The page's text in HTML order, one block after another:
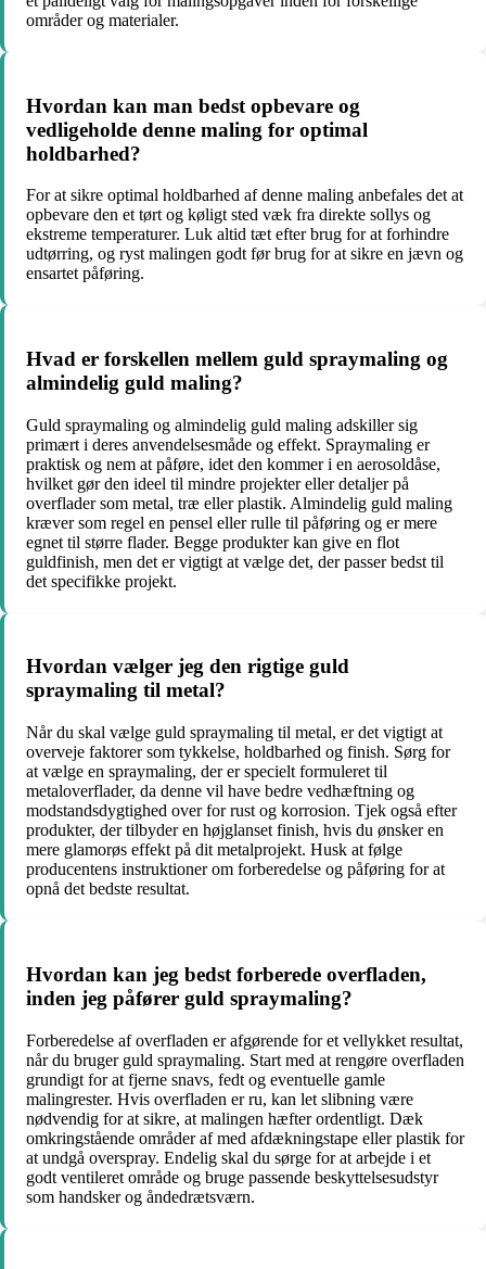
områder og materialer.
Hvordan kan man bedst opbevare og
vedligeholde denne maling for optimal
holdbarhed?
For at sikre optimal holdbarhed af denne maling anbefales det at
opbevare den et tørt og køligt sted væk fra direkte sollys og
ekstreme temperaturer. Luk altid tæt efter brug for at forhindre
udtørring, og ryst malingen godt før brug for at sikre en jævn og
ensartet påføring.
Hvad er forskellen mellem guld spraymaling og
almindelig guld maling?
Guld spraymaling og almindelig guld maling adskiller sig
primært i deres anvendelsesmåde og effekt. Spraymaling er
praktisk og nem at påføre, idet den kommer i en aerosoldåse,
hvilket gør den ideel til mindre projekter eller detaljer på
overflader som metal, træ eller plastik. Almindelig guld maling
kræver som regel en pensel eller rulle til påføring og er mere
egnet til større flader. Begge produkter kan give en flot
guldfinish, men det er vigtigt at vælge det, der passer bedst til
det specifikke projekt.
Hvordan vælger jeg den rigtige guld
spraymaling til metal?
Når du skal vælge guld spraymaling til metal, er det vigtigt at
overveje faktorer som tykkelse, holdbarhed og finish. Sørg for
at vælge en spraymaling, der er specielt formuleret til
metaloverflader, da denne vil have bedre vedhæftning og
modstandsdygtighed over for rust og korrosion. Tjek også efter
produkter, der tilbyder en højglanset finish, hvis du ønsker en
mere glamorøs effekt på dit metalprojekt. Husk at følge
producentens instruktioner om forberedelse og påføring for at
opnå det bedste resultat.
Hvordan kan jeg bedst forberede overfladen,
inden jeg påfører guld spraymaling?
Forberedelse af overfladen er afgørende for et vellykket resultat,
når du bruger guld spraymaling. Start med at rengøre overfladen
grundigt for at fjerne snavs, fedt og eventuelle gamle
malingrester. Hvis overfladen er ru, kan let slibning være
nødvendig for at sikre, at malingen hæfter ordentligt. Dæk
omkringstående områder af med afdækningstape eller plastik for
at undgå overspray. Endelig skal du sørge for at arbejde i et
godt ventileret område og bruge passende beskyttelsesudstyr
som handsker og åndedrætsværn.